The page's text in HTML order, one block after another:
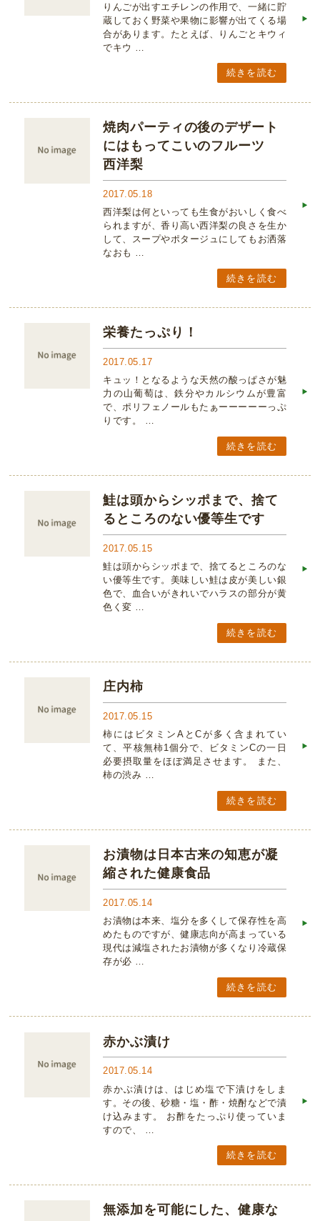
りんごが出すエチレンの作用で、一緒に貯
蔵しておく野菜や果物に影響が出てくる場
合があります。たとえば、りんごとキウィ
でキウ …
続きを読む
焼肉パーティの後のデザート
にはもってこいのフルーツ
西洋梨
2017.05.18
西洋梨は何といっても生食がおいしく食べ
られますが、香り高い西洋梨の良さを生か
して、スープやポタージュにしてもお洒落
なおも …
続きを読む
栄養たっぷり！
2017.05.17
キュッ！となるような天然の酸っぱさが魅
力の山葡萄は、鉄分やカルシウムが豊富
で、ポリフェノールもたぁーーーーーっぷ
りです。 …
続きを読む
鮭は頭からシッポまで、捨て
るところのない優等生です
2017.05.15
鮭は頭からシッポまで、捨てるところのな
い優等生です。美味しい鮭は皮が美しい銀
色で、血合いがきれいでハラスの部分が黄
色く変 …
続きを読む
庄内柿
2017.05.15
柿にはビタミンAとCが多く含まれてい
て、平核無柿1個分で、ビタミンCの一日
必要摂取量をほぼ満足させます。 また、
柿の渋み …
続きを読む
お漬物は日本古来の知恵が凝
縮された健康食品
2017.05.14
お漬物は本来、塩分を多くして保存性を高
めたものですが、健康志向が高まっている
現代は減塩されたお漬物が多くなり冷蔵保
存が必 …
続きを読む
赤かぶ漬け
2017.05.14
赤かぶ漬けは、はじめ塩で下漬けをしま
す。その後、砂糖・塩・酢・焼酎などで漬
け込みます。 お酢をたっぷり使っていま
すので、 …
続きを読む
無添加を可能にした、健康な